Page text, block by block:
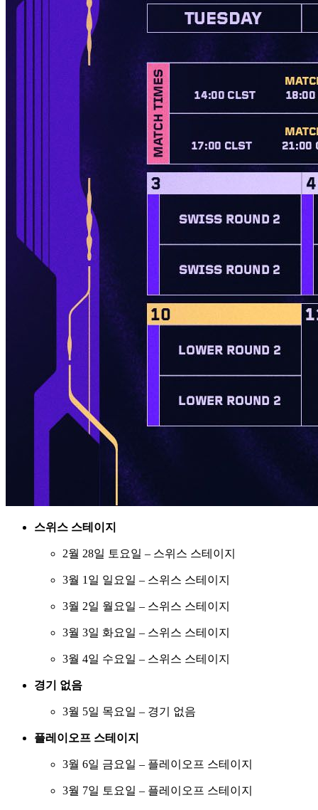
스위스 스테이지
2월 28일 토요일 – 스위스 스테이지
3월 1일 일요일 – 스위스 스테이지
3월 2일 월요일 – 스위스 스테이지
3월 3일 화요일 – 스위스 스테이지
3월 4일 수요일 – 스위스 스테이지
경기 없음
3월 5일 목요일 – 경기 없음
플레이오프 스테이지
3월 6일 금요일 – 플레이오프 스테이지
3월 7일 토요일 – 플레이오프 스테이지